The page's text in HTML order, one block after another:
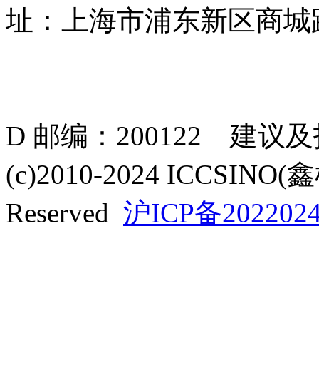
址：上海市浦东新区商
D 邮编：200122 建议
(c)2010-2024 ICCSINO(
Reserved 沪ICP备